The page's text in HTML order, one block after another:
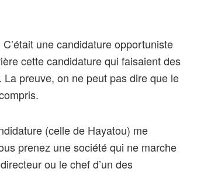
une candidature opportuniste
cette candidature qui faisaient des
La preuve, on ne peut pas dire que le
(celle de Hayatou) me
prenez une société qui ne marche
ou le chef d’un des